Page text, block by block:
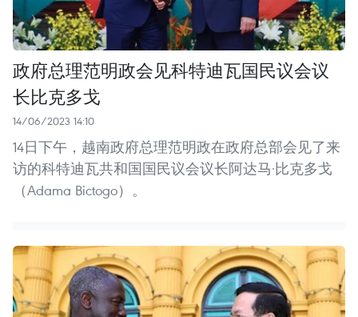
政府总理范明政会见科特迪瓦国民议会议
长比克多戈
14/06/2023 14:10
14日下午，越南政府总理范明政在政府总部会见了来
访的科特迪瓦共和国国民议会议长阿达马·比克多戈
（Adama Bictogo）。